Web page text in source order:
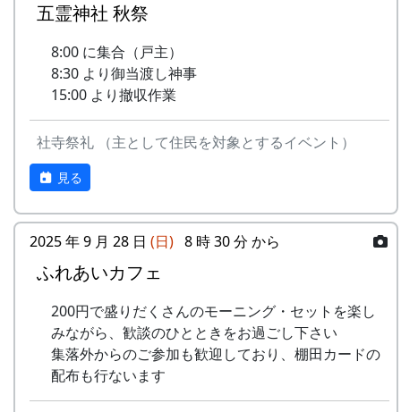
五霊神社 秋祭
8:00 に集合（戸主）
8:30 より御当渡し神事
15:00 より撤収作業
社寺祭礼 （主として住民を対象とするイベント）
見る
2025 年 9 月 28 日 (日) 8 時 30 分 から
ふれあいカフェ
200円で盛りだくさんのモーニング・セットを楽し
みながら、歓談のひとときをお過ごし下さい
集落外からのご参加も歓迎しており、棚田カードの
配布も行ないます